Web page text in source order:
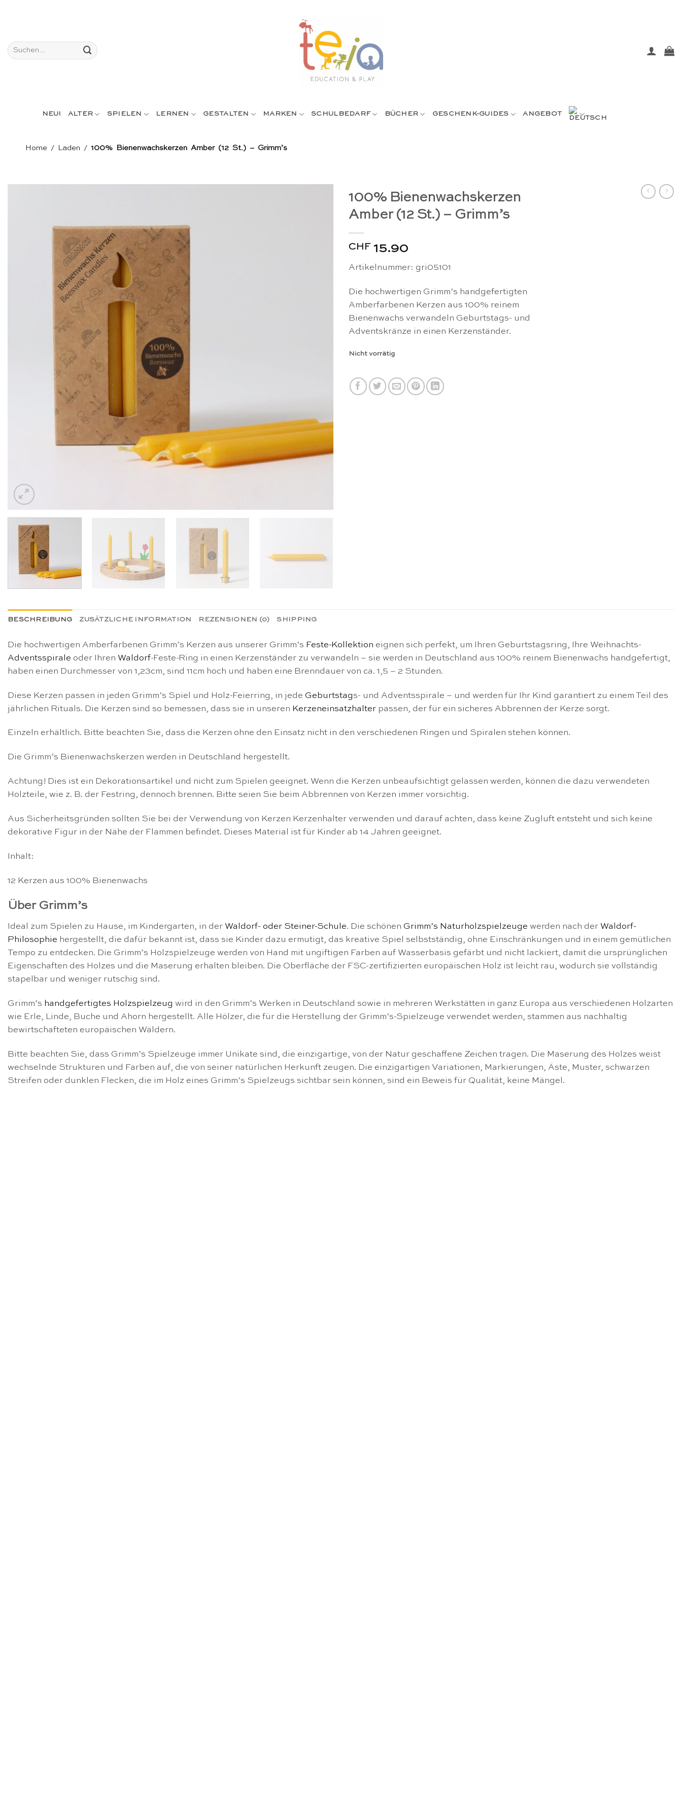
Suchen
nach:
NEU! ALTER SPIELEN LERNEN GESTALTEN MARKEN SCHULBEDARF BÜCHER GESCHENK-GUIDES ANGEBOT
Home / Laden / 100% Bienenwachskerzen Amber (12 St.) – Grimm’s
100% Bienenwachskerzen
Amber (12 St.) – Grimm’s
CHF 15.90
Artikelnummer: gri05101
Die hochwertigen Grimm’s handgefertigten
Amberfarbenen Kerzen aus 100% reinem
Bienenwachs verwandeln Geburtstags- und
Adventskränze in einen Kerzenständer.
Nicht vorrätig
BESCHREIBUNG ZUSÄTZLICHE INFORMATION REZENSIONEN (0) SHIPPING
Die hochwertigen Amberfarbenen Grimm’s Kerzen aus unserer Grimm’s Feste-Kollektion eignen sich perfekt, um Ihren Geburtstagsring, Ihre Weihnachts-
Adventsspirale oder Ihren Waldorf-Feste-Ring in einen Kerzenständer zu verwandeln – sie werden in Deutschland aus 100% reinem Bienenwachs handgefertigt,
haben einen Durchmesser von 1,23cm, sind 11cm hoch und haben eine Brenndauer von ca. 1,5 – 2 Stunden.
Diese Kerzen passen in jeden Grimm’s Spiel und Holz-Feierring, in jede Geburtstags- und Adventsspirale – und werden für Ihr Kind garantiert zu einem Teil des
jährlichen Rituals. Die Kerzen sind so bemessen, dass sie in unseren Kerzeneinsatzhalter passen, der für ein sicheres Abbrennen der Kerze sorgt.
Einzeln erhältlich. Bitte beachten Sie, dass die Kerzen ohne den Einsatz nicht in den verschiedenen Ringen und Spiralen stehen können.
Die Grimm’s Bienenwachskerzen werden in Deutschland hergestellt.
Achtung! Dies ist ein Dekorationsartikel und nicht zum Spielen geeignet. Wenn die Kerzen unbeaufsichtigt gelassen werden, können die dazu verwendeten
Holzteile, wie z. B. der Festring, dennoch brennen. Bitte seien Sie beim Abbrennen von Kerzen immer vorsichtig.
Aus Sicherheitsgründen sollten Sie bei der Verwendung von Kerzen Kerzenhalter verwenden und darauf achten, dass keine Zugluft entsteht und sich keine
dekorative Figur in der Nähe der Flammen befindet. Dieses Material ist für Kinder ab 14 Jahren geeignet.
Inhalt:
12 Kerzen aus 100% Bienenwachs
Über Grimm’s
Ideal zum Spielen zu Hause, im Kindergarten, in der Waldorf- oder Steiner-Schule. Die schönen Grimm’s Naturholzspielzeuge werden nach der Waldorf-
Philosophie hergestellt, die dafür bekannt ist, dass sie Kinder dazu ermutigt, das kreative Spiel selbstständig, ohne Einschränkungen und in einem gemütlichen
Tempo zu entdecken. Die Grimm’s Holzspielzeuge werden von Hand mit ungiftigen Farben auf Wasserbasis gefärbt und nicht lackiert, damit die ursprünglichen
Eigenschaften des Holzes und die Maserung erhalten bleiben. Die Oberfläche der FSC-zertifizierten europäischen Holz ist leicht rau, wodurch sie vollständig
stapelbar und weniger rutschig sind.
Grimm’s handgefertigtes Holzspielzeug wird in den Grimm’s Werken in Deutschland sowie in mehreren Werkstätten in ganz Europa aus verschiedenen Holzarten
wie Erle, Linde, Buche und Ahorn hergestellt. Alle Hölzer, die für die Herstellung der Grimm’s-Spielzeuge verwendet werden, stammen aus nachhaltig
bewirtschafteten europäischen Wäldern.
Bitte beachten Sie, dass Grimm’s Spielzeuge immer Unikate sind, die einzigartige, von der Natur geschaffene Zeichen tragen. Die Maserung des Holzes weist
wechselnde Strukturen und Farben auf, die von seiner natürlichen Herkunft zeugen. Die einzigartigen Variationen, Markierungen, Äste, Muster, schwarzen
Streifen oder dunklen Flecken, die im Holz eines Grimm’s Spielzeugs sichtbar sein können, sind ein Beweis für Qualität, keine Mängel.